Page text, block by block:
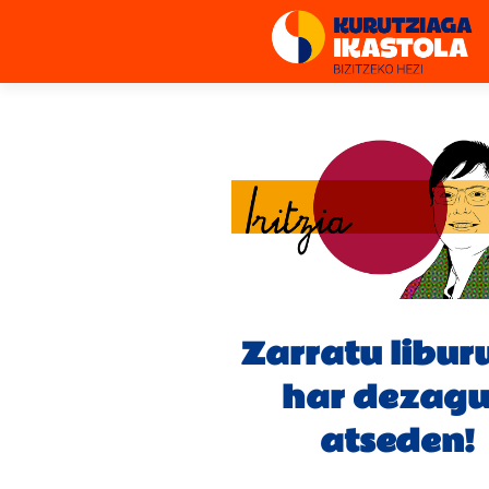
Zarratu
har
atseden!